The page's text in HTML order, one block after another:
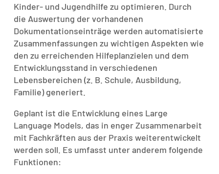
Kinder- und Jugendhilfe zu optimieren. Durch
die Auswertung der vorhandenen
Dokumentationseinträge werden automatisierte
Zusammenfassungen zu wichtigen Aspekten wie
den zu erreichenden Hilfeplanzielen und dem
Entwicklungsstand in verschiedenen
Lebensbereichen (z. B. Schule, Ausbildung,
Familie) generiert.
Geplant ist die Entwicklung eines Large
Language Models, das in enger Zusammenarbeit
mit Fachkräften aus der Praxis weiterentwickelt
werden soll. Es umfasst unter anderem folgende
Funktionen: